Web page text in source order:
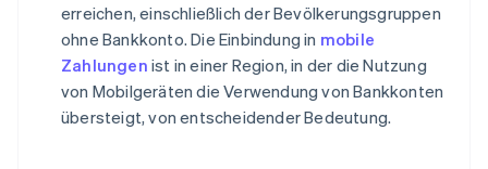
erreichen, einschließlich der Bevölkerungsgruppen
ohne Bankkonto. Die Einbindung in mobile
Zahlungen ist in einer Region, in der die Nutzung
von Mobilgeräten die Verwendung von Bankkonten
übersteigt, von entscheidender Bedeutung.